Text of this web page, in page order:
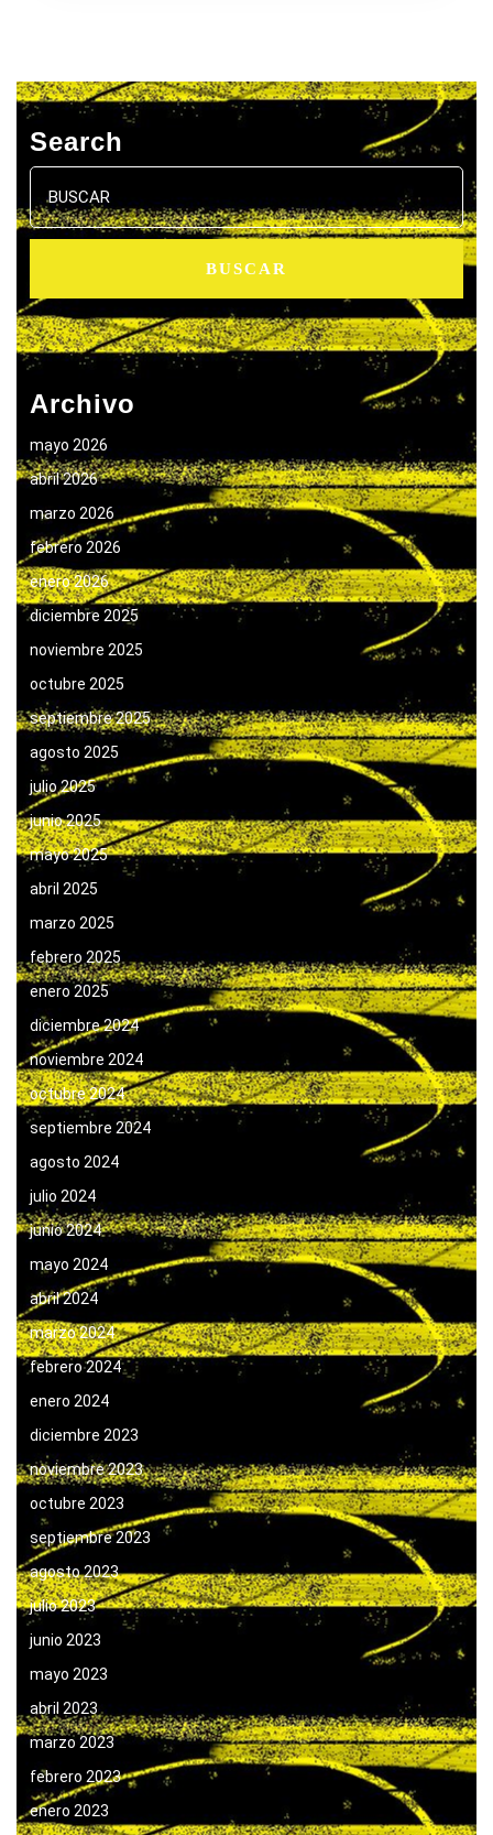
Search
Buscar:
Archivo
mayo 2026
abril 2026
marzo 2026
febrero 2026
enero 2026
diciembre 2025
noviembre 2025
octubre 2025
septiembre 2025
agosto 2025
julio 2025
junio 2025
mayo 2025
abril 2025
marzo 2025
febrero 2025
enero 2025
diciembre 2024
noviembre 2024
octubre 2024
septiembre 2024
agosto 2024
julio 2024
junio 2024
mayo 2024
abril 2024
marzo 2024
febrero 2024
enero 2024
diciembre 2023
noviembre 2023
octubre 2023
septiembre 2023
agosto 2023
julio 2023
junio 2023
mayo 2023
abril 2023
marzo 2023
febrero 2023
enero 2023